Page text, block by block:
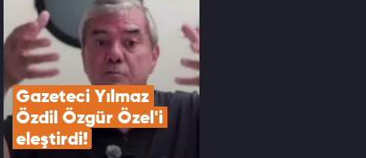
Gazeteci Yılmaz
Özdil Özgür Özel'i
eleştirdi!